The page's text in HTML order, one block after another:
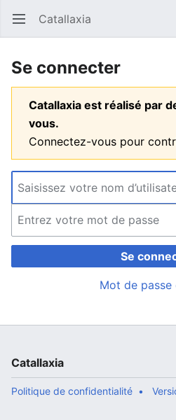
Ouvrir le menu principal Catallaxia
Se connecter
Catallaxia est réalisé par
vous.
Connectez-vous pour
Se
Mot de passe
Catallaxia
Politique de confidentialité